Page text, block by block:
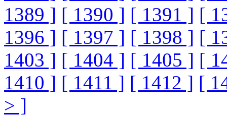
1389 ] [ 1390 ] [ 1391 ] [
1396 ] [ 1397 ] [ 1398 ] [
1403 ] [ 1404 ] [ 1405 ] [
1410 ] [ 1411 ] [ 1412 ] [
> ]